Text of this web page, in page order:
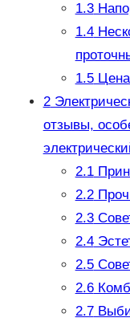
1.3
1.4
1.5Цена
2
отзывы,
2.1
2.2
2.3
2.4
2.5
2.6
2.7